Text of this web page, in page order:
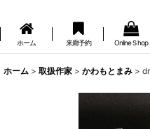
ホーム 来廊予約 OnlineＳhop
ホーム > 取扱作家 > かわもとまみ >